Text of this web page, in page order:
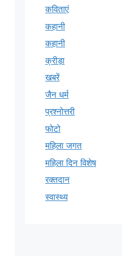
कविताएं
कहानी
कहानी
क्रीड़ा
खबरें
जैन धर्म
प्रश्नोत्तरी
फोटो
महिला जगत
महिला दिन विशेष
रक्तदान
स्वास्थ्य